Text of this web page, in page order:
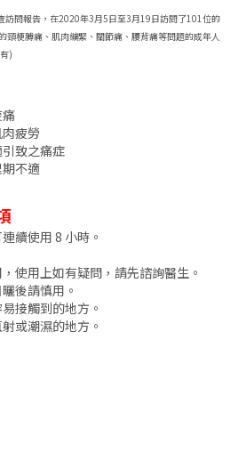
訪問報告，在2020年3月5日至3月19日訪問了101位的
頸梗膊痛、肌肉繃緊、關節痛、腰背痛等問題的成年人
)
疲勞
致之痛症
不適
續使用 8 小時。
使用上如有疑問，請先諮詢醫生。
後請慎用。
接觸到的地方。
或潮濕的地方。